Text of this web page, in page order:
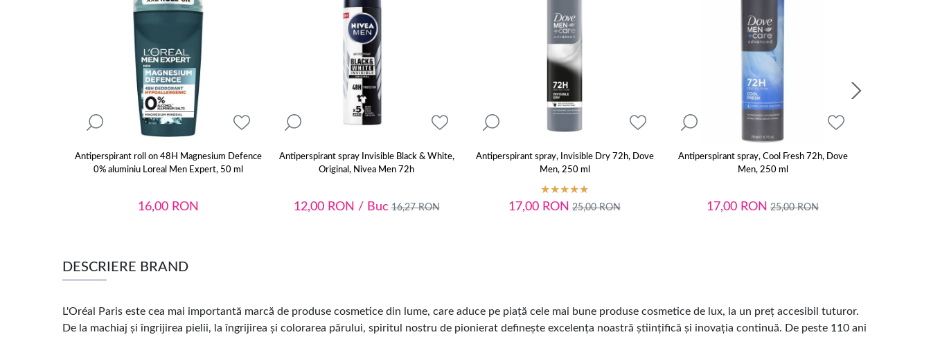
Antiperspirant roll on 48H Magnesium Defence
0% aluminiu Loreal Men Expert, 50 ml
16,00 RON
Antiperspirant spray Invisible Black & White,
Original, Nivea Men 72h
12,00 RON / Buc 16,27RON
Antiperspirant spray, Invisible Dry 72h, Dove
Men, 250 ml
17,00 RON 25,00RON
Antiperspirant spray, Cool Fresh 72h, Dove
Men, 250 ml
17,00 RON 25,00RON
DESCRIERE BRAND
L'Oréal Paris este cea mai importantă marcă de produse cosmetice din lume, care aduce pe piață cele mai bune produse cosmetice de lux, la un preț accesibil tuturor.
De la machiaj și îngrijirea pielii, la îngrijirea și colorarea părului, spiritul nostru de pionierat definește excelența noastră științifică și inovația continuă. De peste 110 ani